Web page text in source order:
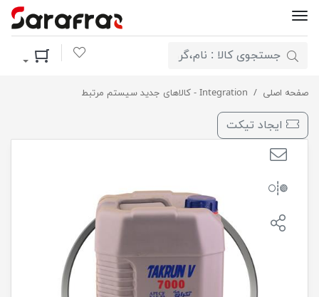
لیست مورد علاقه
سبد خرید
صفحه اصلی Integration - کالاهای جدید سیستم مرتبط
روغن موتور دیزلی تکران ویژه CF50 20L تابکم بهران
ایجاد تیکت